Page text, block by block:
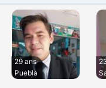
29 ans
Puebla